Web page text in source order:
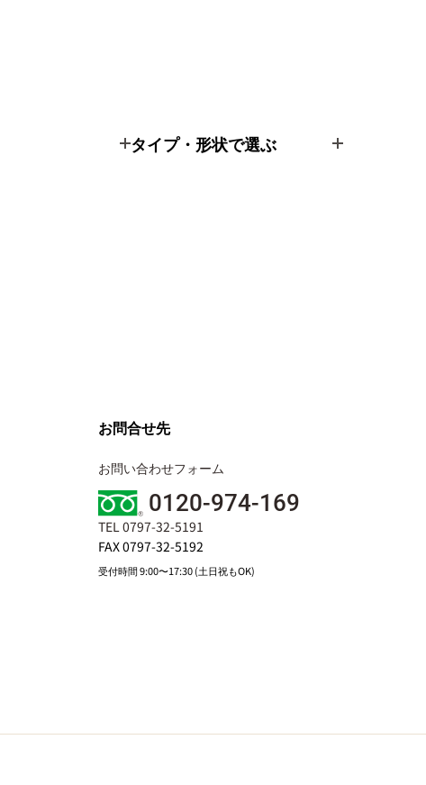
タイプ・形状で選ぶ
お問合せ先
お問い合わせフォーム
0120-974-169
TEL 0797-32-5191
FAX 0797-32-5192
受付時間 9:00〜17:30 (土日祝もOK)